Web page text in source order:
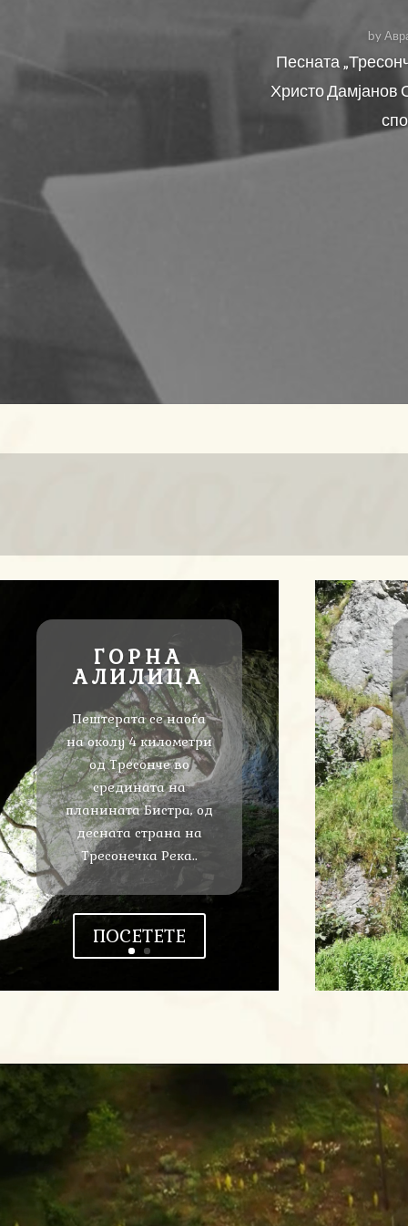
by
Песната
Христо Дамјанов
ГОРНА
АЛИЛИЦА
Пештератасе наоѓа
на околу 4 километри
од Тресонче во
средината на
планината Бистра, од
десната страна на
Тресонечка Река..
ПОСЕТЕТЕ